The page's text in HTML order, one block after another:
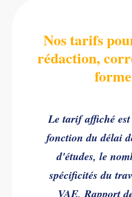
Nos tarifs
rédaction,
Le tarif affiché
fonction du délai
d'études, le
spécificités du
VAE, Rapport